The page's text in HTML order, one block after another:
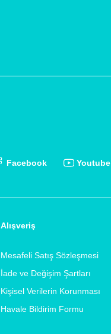
Facebook Youtube
Alışveriş
Mesafeli Satış Sözleşmesi
İade ve Değişim Şartları
Kişisel Verilerin Korunması
Havale Bildirim Formu